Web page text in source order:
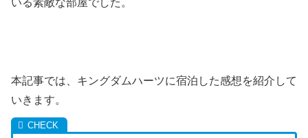
いる素敵な部屋でした。
本記事では、キングダムハーツに宿泊した感想を紹介して
いきます。